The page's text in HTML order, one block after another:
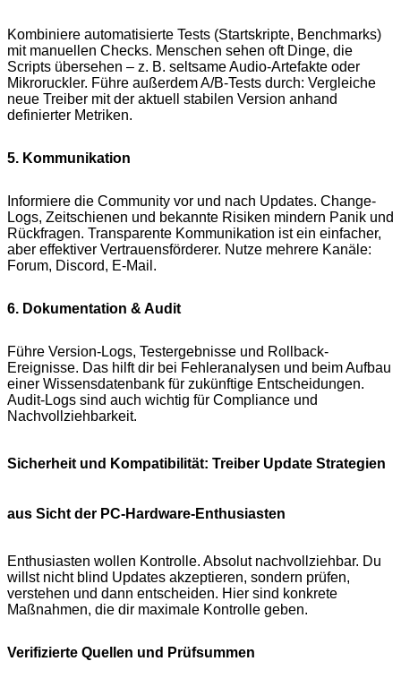
Kombiniere automatisierte Tests (Startskripte, Benchmarks)
mit manuellen Checks. Menschen sehen oft Dinge, die
Scripts übersehen – z. B. seltsame Audio-Artefakte oder
Mikroruckler. Führe außerdem A/B-Tests durch: Vergleiche
neue Treiber mit der aktuell stabilen Version anhand
definierter Metriken.
5. Kommunikation
Informiere die Community vor und nach Updates. Change-
Logs, Zeitschienen und bekannte Risiken mindern Panik und
Rückfragen. Transparente Kommunikation ist ein einfacher,
aber effektiver Vertrauensförderer. Nutze mehrere Kanäle:
Forum, Discord, E-Mail.
6. Dokumentation & Audit
Führe Version-Logs, Testergebnisse und Rollback-
Ereignisse. Das hilft dir bei Fehleranalysen und beim Aufbau
einer Wissensdatenbank für zukünftige Entscheidungen.
Audit-Logs sind auch wichtig für Compliance und
Nachvollziehbarkeit.
Sicherheit und Kompatibilität: Treiber Update Strategien
aus Sicht der PC-Hardware-Enthusiasten
Enthusiasten wollen Kontrolle. Absolut nachvollziehbar. Du
willst nicht blind Updates akzeptieren, sondern prüfen,
verstehen und dann entscheiden. Hier sind konkrete
Maßnahmen, die dir maximale Kontrolle geben.
Verifizierte Quellen und Prüfsummen